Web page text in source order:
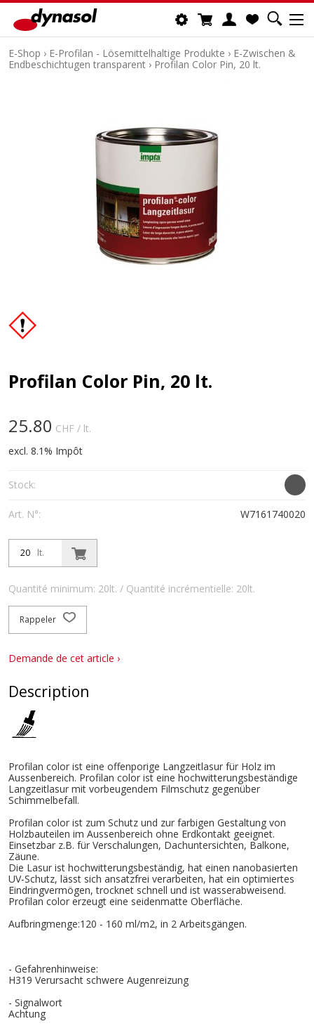
E-Shop › E-Profilan - Lösemittelhaltige Produkte › E-Zwischen &
Endbeschichtugen transparent › Profilan Color Pin, 20 lt.
Profilan Color Pin, 20 lt.
25.80 CHF / lt.
excl. 8.1% Impôt
Stock:
Art. N°: W7161740020
lt.
Quantité minimum: 20lt. / Quantité incrémentielle: 20lt.
Rappeler
Demande de cet article ›
Description
Profilan color ist eine offenporige Langzeitlasur für Holz im
Aussenbereich. Profilan color ist eine hochwitterungsbeständige
Langzeitlasur mit vorbeugendem Filmschutz gegenüber
Schimmelbefall.
Profilan color ist zum Schutz und zur farbigen Gestaltung von
Holzbauteilen im Aussenbereich ohne Erdkontakt geeignet.
Einsetzbar z.B. für Verschalungen, Dachuntersichten, Balkone,
Zäune.
Die Lasur ist hochwitterungsbeständig, hat einen nanobasierten
UV-Schutz, lässt sich ansatzfrei verarbeiten, hat ein optimiertes
Eindringvermögen, trocknet schnell und ist wasserabweisend.
Profilan color erzeugt eine seidenmatte Oberfläche.
Aufbringmenge:120 - 160 ml/m2, in 2 Arbeitsgängen.
- Gefahrenhinweise:
H319 Verursacht schwere Augenreizung
- Signalwort
Achtung